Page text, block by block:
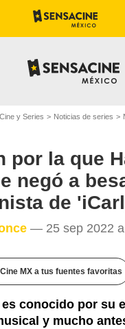
y Series Noticias de series
por la que
negó a
de
— 25 sep 2022
MX a tus fuentes favoritas
conocido por su
y mucho